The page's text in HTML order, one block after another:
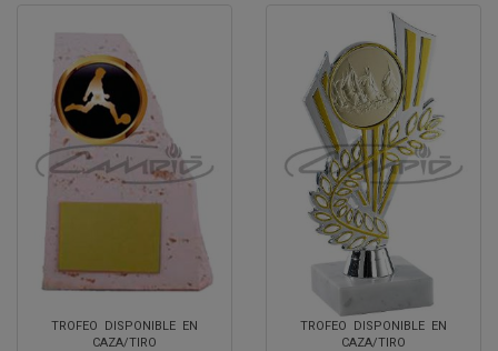
TROFEO DISPONIBLE EN
CAZA/TIRO
TROFEO DISPONIBLE EN
CAZA/TIRO